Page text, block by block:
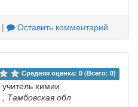
| Оставить комментарий
Средняя оценка: 0 (Всего: 0)
учитель химии
, Тамбовская обл